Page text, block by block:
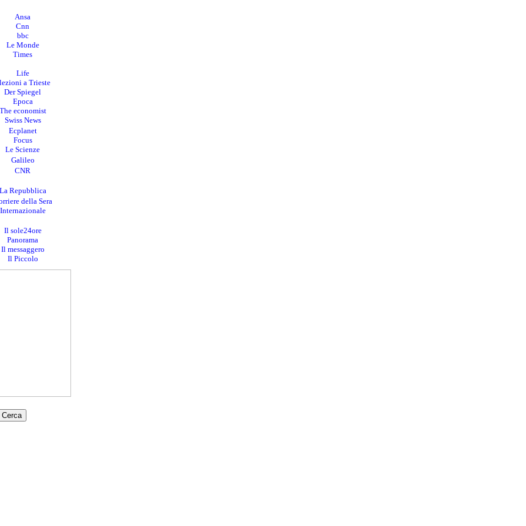
Ansa
Cnn
bbc
Le Monde
Times
Life
a Trieste
Der Spiegel
Epoca
economist
Swiss News
Ecplanet
Focus
Le Scienze
Galileo
CNR
Repubblica
della Sera
Internazionale
Il sole24ore
Panorama
Il messaggero
Il Piccolo